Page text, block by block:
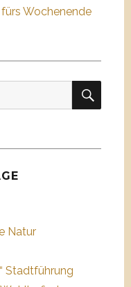
Wochenende
Natur
Stadtführung